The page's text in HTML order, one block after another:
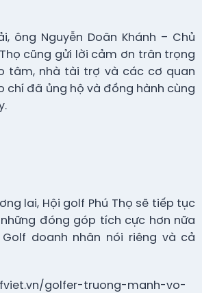
ông Nguyễn Doãn Khánh – Chủ
cũng gửi lời cảm ơn trân trọng
tâm, nhà tài trợ và các cơ quan
chí đã ủng hộ và đồng hành cùng
lai, Hội golf Phú Thọ sẽ tiếp tục
đóng góp tích cực hơn nữa
doanh nhân nói riêng và cả
golfer-truong-manh-vo-